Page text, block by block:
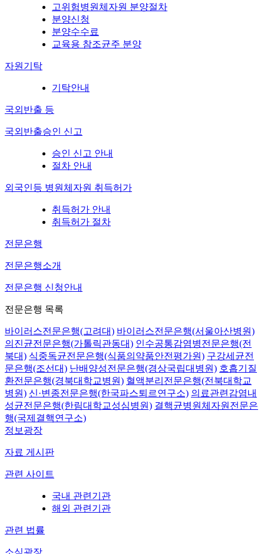
고위험병원체자원 분양절차
분양신청
분양수수료
교육용 참조균주 분양
자원기탁
기탁안내
국외반출 등
국외반출승인 신고
승인 신고 안내
절차 안내
외국인등 병원체자원 취득허가
취득허가 안내
취득허가 절차
전문은행
전문은행소개
전문은행 신청안내
전문은행 목록
바이러스전문은행(고려대) 바이러스전문은행(서울아산병원)
의진균전문은행(가톨릭관동대) 인수공통감염병전문은행(전
북대) 식중독균전문은행(식품의약품안전평가원) 구강세균전
문은행(조선대) 난배양성전문은행(경상국립대병원) 호흡기질
환전문은행(경북대학교병원) 혈액분리전문은행(전북대학교
병원) 신·변종전문은행(한국파스퇴르연구소) 의료관련감염내
성균전문은행(한림대학교성심병원) 결핵균병원체자원전문은
행(국제결핵연구소)
정보광장
자료 게시판
관련 사이트
국내 관련기관
해외 관련기관
관련 법률
소식광장